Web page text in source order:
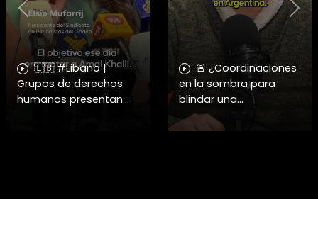
🇱🇧 #Libano |
Grupos de derechos
humanos presentan
🚨 ¿Coordinaciones
en la sombra para
blindar una
candidatura
presidencial? Nuevos
Previous